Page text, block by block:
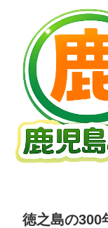
徳之島の300